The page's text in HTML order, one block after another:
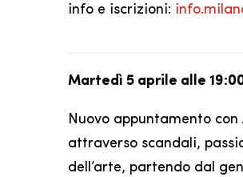
info e iscrizioni:
Martedì 5 aprile alle
Nuovo appuntamento con
attraverso scandali,
dell’arte, partendo dal